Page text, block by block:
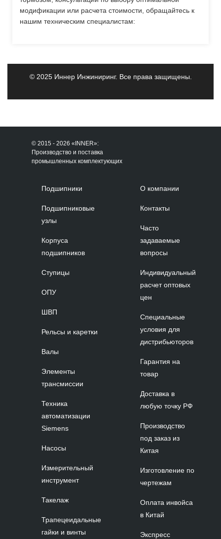
модификации или расчета стоимости, обращайтесь к
нашим техническим специалистам:
© 2025 Иннер Инжиниринг. Все права защищены.
© 2015 - 2026 «INNER»:
Производство и поставка
промышленных комплектующих
Подшипники
Подшипниковые
узлы
Корпуса
подшипников
Ступицы
ОПУ
ШВП
Рельсы и каретки
Валы
Элементы
трансмиссии
Техника
автоматизации
Siemens
Насосы
Измерительный
инструмент
Такелаж
Трапецеидальные
гайки и винты
О компании
Контакты
Часто
задаваемые
вопросы
Индивидуальный
расчет оптовых
цен
Специальные
условия для
дистрибьюторов
Гарантия на
товар
Доставка в
любую точку РФ
Производство
под заказ из
Китая
Изготовление по
чертежам
Оплата инвойса
в Китай
Экспресс